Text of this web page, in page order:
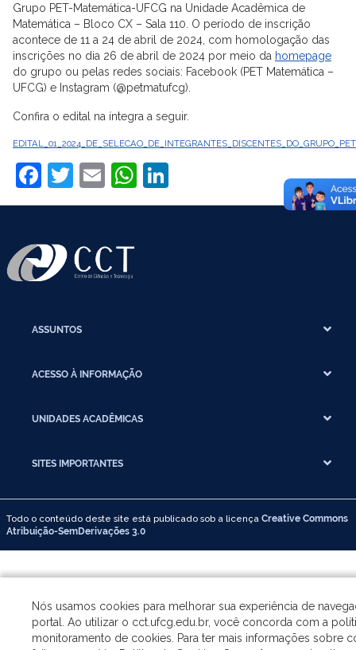
Grupo PET-Matemática-UFCG na Unidade Acadêmica de
Matemática – Bloco CX – Sala 110. O período de inscrição
acontece de 11 a 24 de abril de 2024, com homologação das
inscrições no dia 26 de abril de 2024 por meio da homepage
do grupo ou pelas redes sociais: Facebook (PET Matemática –
UFCG) e Instagram (@petmatufcg).
Confira o edital na íntegra a seguir.
Facebook
Twitter
EmailWhatsApp
ASSUNTOS
ACESSO À INFORMAÇÃO
UNIDADES ACADÊMICAS
SITES IMPORTANTES
Todo o conteúdo deste site está publicado sob a licença Creative Commons
Atribuição-SemDerivações 3.0
Nós usamos cookies para melhorar sua experiência de
portal. Ao utilizar o cct.ufcg.edu.br, você concorda com a
monitoramento de cookies. Para ter mais informações sobre